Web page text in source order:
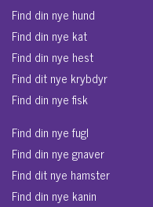
Find din nye hund
Find din nye kat
Find din nye hest
Find dit nye krybdyr
Find din nye fisk
Find din nye fugl
Find din nye gnaver
Find dit nye hamster
Find din nye kanin